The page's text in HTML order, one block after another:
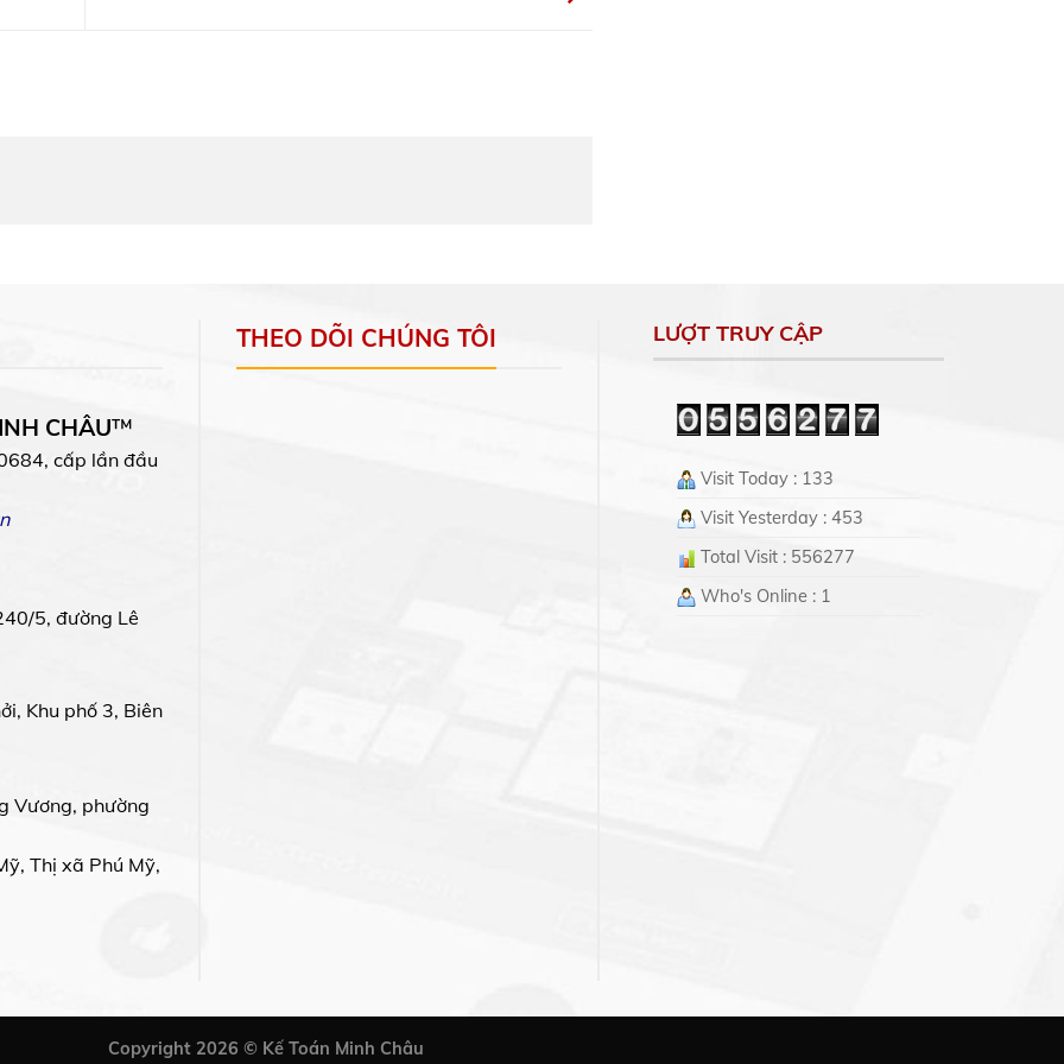
CHÂU™
cấp lần đầu
5, đường Lê
Khu phố 3, Biên
Vương, phường
Thị xã Phú Mỹ,
THEO DÕI CHÚNG TÔI LƯỢT TRUY CẬP
Visit Today : 133
Visit Yesterday : 453
Total Visit : 556277
Who's Online : 1
Copyright 2026 © Kế Toán Minh Châu